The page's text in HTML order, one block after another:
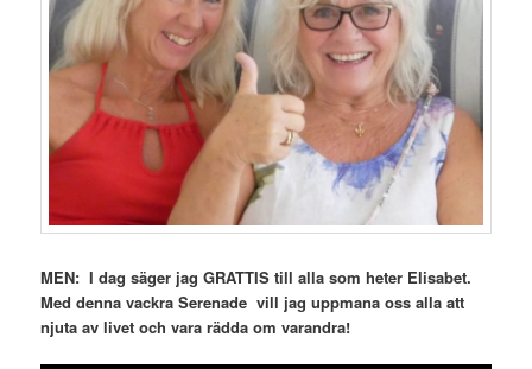
MEN: I dag säger jag GRATTIS till alla som heter Elisabet.
Med denna vackra Serenade vill jag uppmana oss alla att
njuta av livet och vara rädda om varandra!